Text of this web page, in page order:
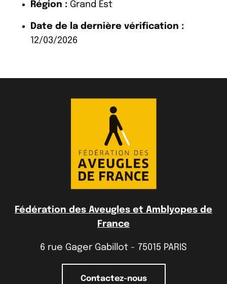
Région : Grand Est
Date de la dernière vérification :
12/03/2026
Fédération des Aveugles et Amblyopes de
France
6 rue Gager Gabillot - 75015 PARIS
Contactez-nous